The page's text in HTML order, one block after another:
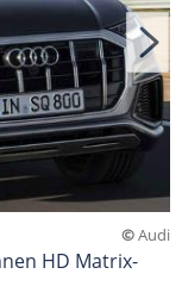
©Audi
HD Matrix-